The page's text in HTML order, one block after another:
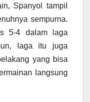
Spanyol tampil
sempurna.
5-4 dalam laga
laga itu juga
yang bisa
langsung